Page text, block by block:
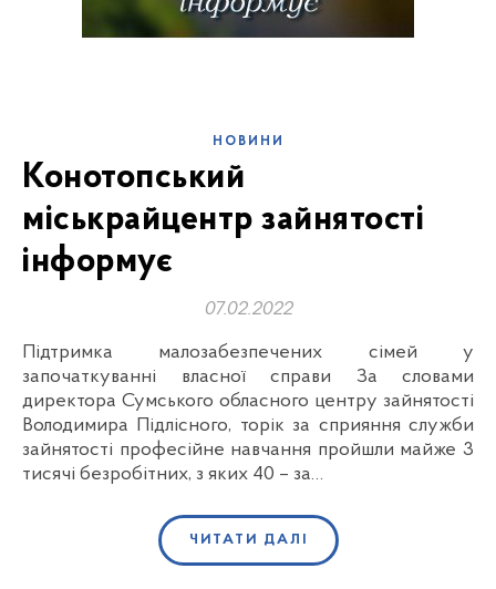
НОВИНИ
Конотопський
міськрайцентр зайнятості
інформує
07.02.2022
Підтримка малозабезпечених сімей у
започаткуванні власної справи За словами
директора Сумського обласного центру зайнятості
Володимира Підлісного, торік за сприяння служби
зайнятості професійне навчання пройшли майже 3
тисячі безробітних, з яких 40 – за…
ЧИТАТИ ДАЛІ